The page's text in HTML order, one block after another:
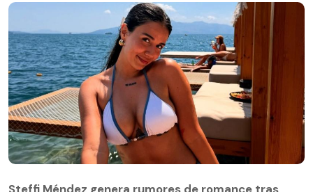
publicar video con un misterioso hombre